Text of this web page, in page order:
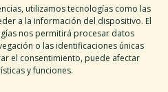
utilizamos tecnologías como las
a la información del dispositivo. El
nos permitirá procesar datos
o las identificaciones únicas
el consentimiento, puede afectar
y funciones.
legal